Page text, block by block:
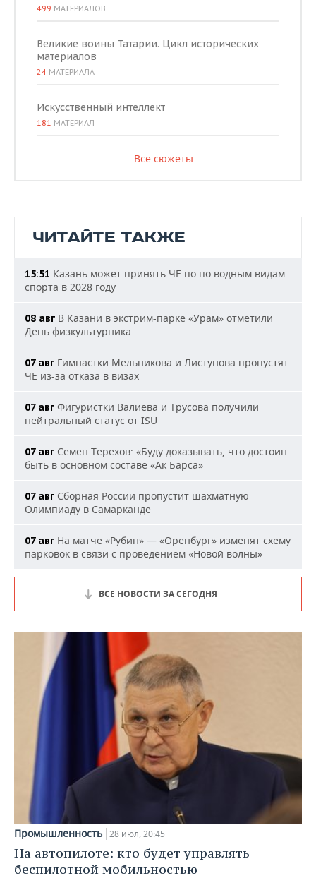
499 МАТЕРИАЛОВ
Великие воины Татарии. Цикл исторических
материалов
24 МАТЕРИАЛА
Искусственный интеллект
181 МАТЕРИАЛ
Все сюжеты
ЧИТАЙТЕ ТАКЖЕ
15:51 Казань может принять ЧЕ по по водным видам
спорта в 2028 году
08 авг В Казани в экстрим-парке «Урам» отметили
День физкультурника
07 авг Гимнастки Мельникова и Листунова пропустят
ЧЕ из-за отказа в визах
07 авг Фигуристки Валиева и Трусова получили
нейтральный статус от ISU
07 авг Семен Терехов: «Буду доказывать, что достоин
быть в основном составе «Ак Барса»
07 авг Сборная России пропустит шахматную
Олимпиаду в Самарканде
07 авг На матче «Рубин» — «Оренбург» изменят схему
парковок в связи с проведением «Новой волны»
ВСЕ НОВОСТИ ЗА СЕГОДНЯ
Промышленность 28 июл, 20:45
На автопилоте: кто будет управлять
беспилотной мобильностью